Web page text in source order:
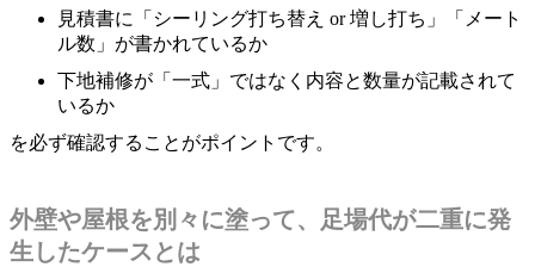
見積書に「シーリング打ち替え or 増し打ち」「メート
ル数」が書かれているか
下地補修が「一式」ではなく内容と数量が記載されて
いるか
を必ず確認することがポイントです。
外壁や屋根を別々に塗って、足場代が二重に発
生したケースとは